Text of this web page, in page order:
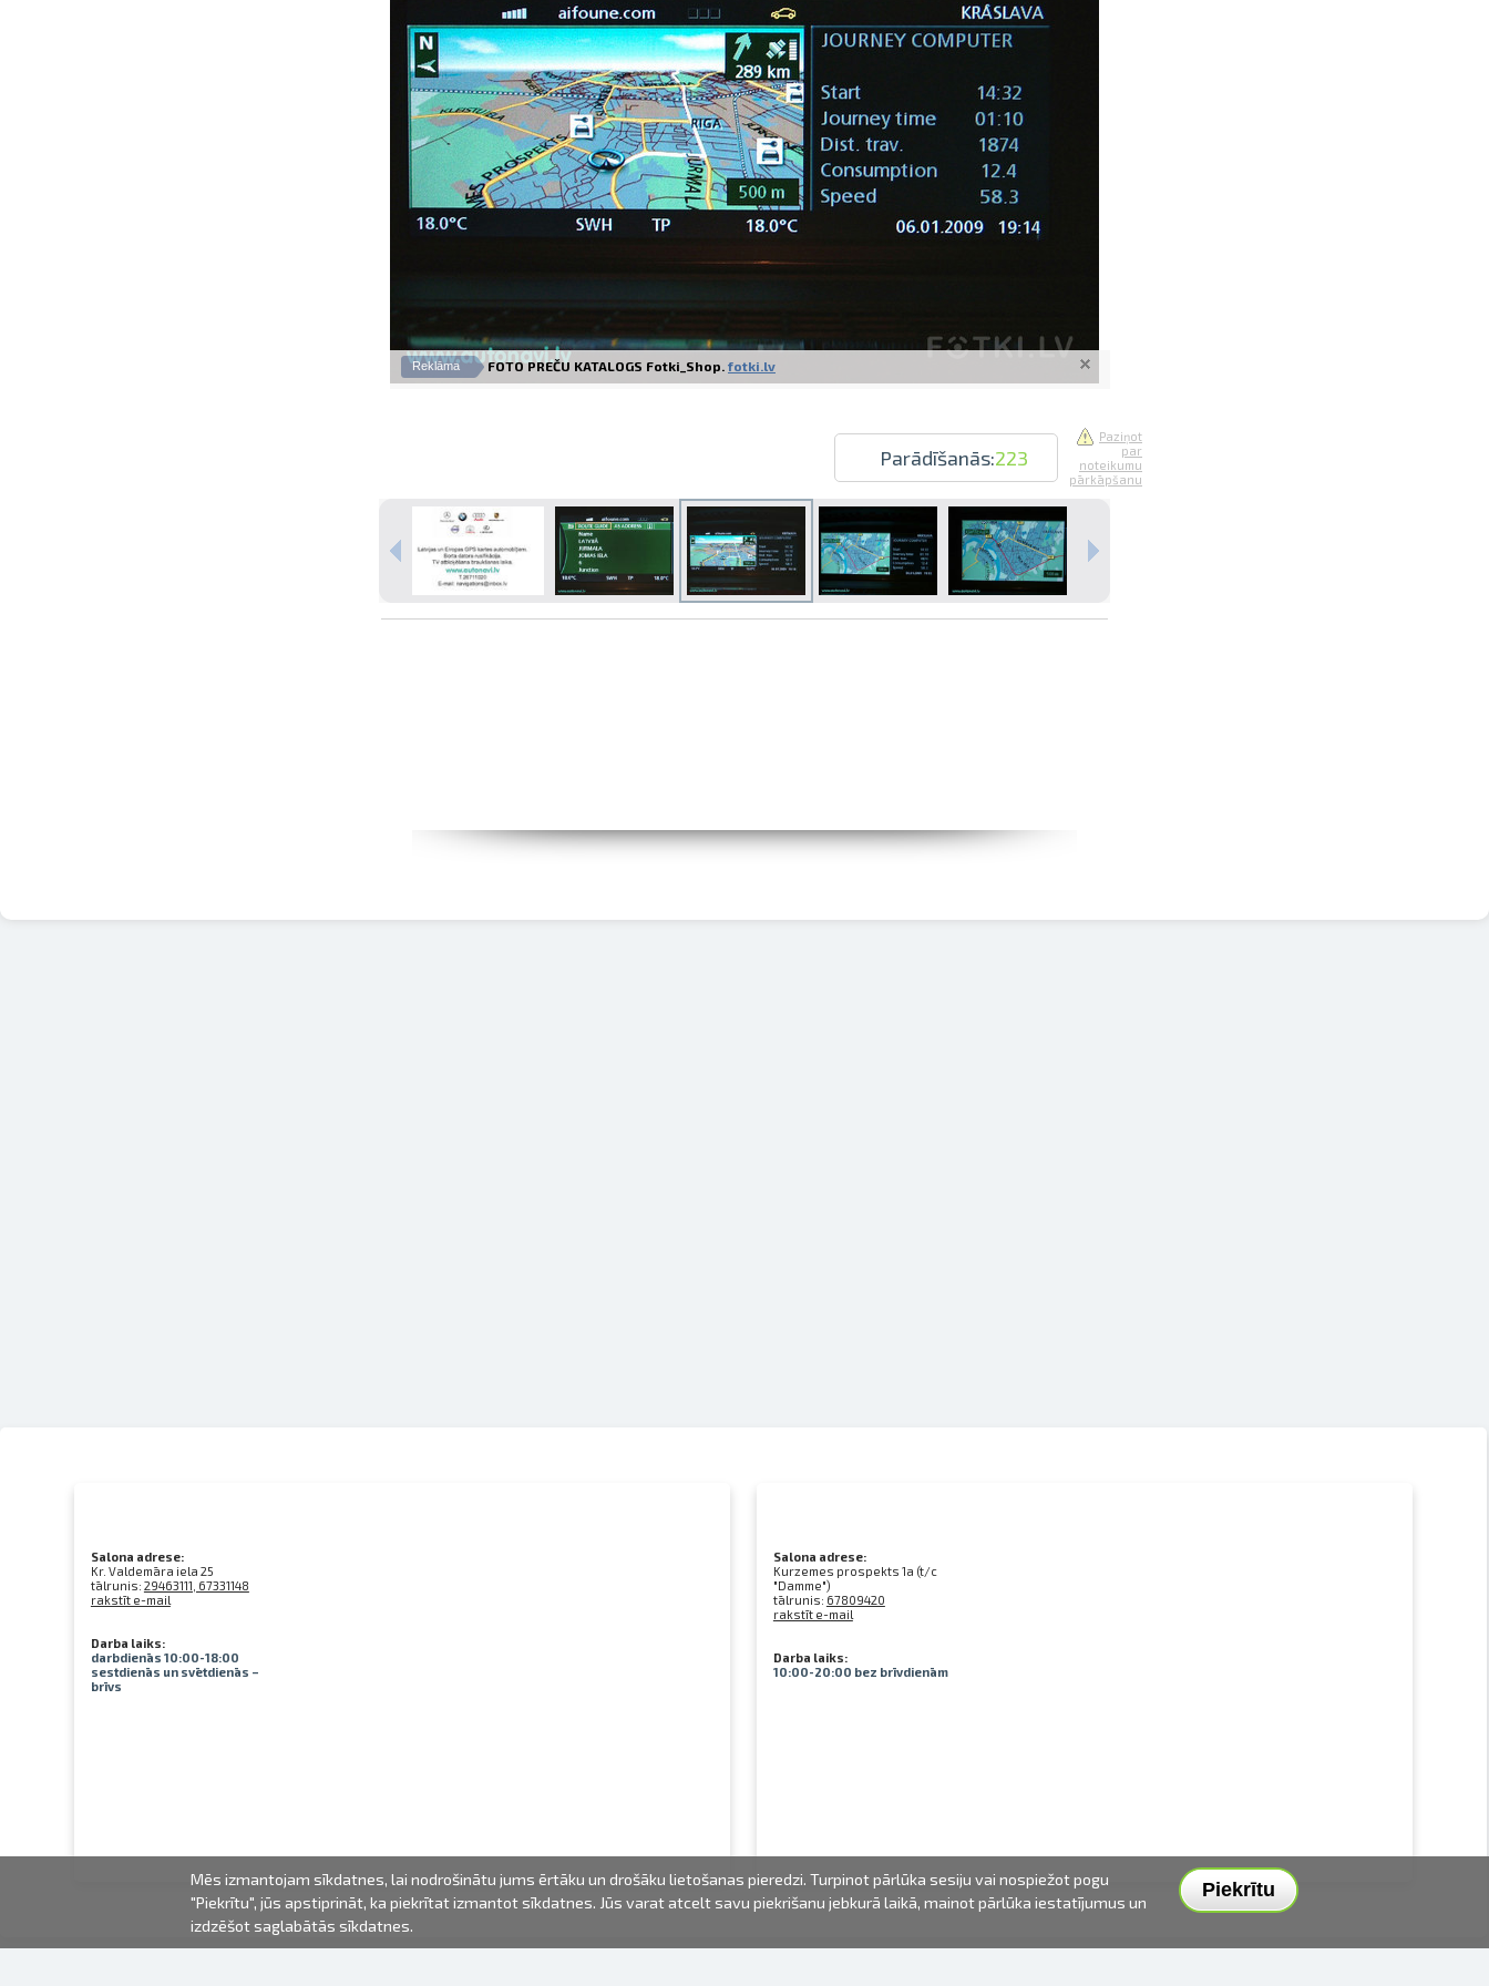
Izdrukas 1h laikā Rīgā – pasūtiet tiešsaistē
Dažādi formāti un papīra veidi jūsu foto
Reklāma FOTO PREČU KATALOGS Fotki_Shop. fotki.lv
Parādīšanās:223
Paziņot
par
noteikumu
pārkāpšanu
Salona adrese:
Kr. Valdemāra iela 25
tālrunis: 29463111, 67331148
rakstīt e-mail
Darba laiks:
darbdienās 10:00-18:00
sestdienās un svētdienās –
brīvs
Salona adrese:
Kurzemes prospekts 1a (t/c
"Damme")
tālrunis: 67809420
rakstīt e-mail
Darba laiks:
10:00-20:00 bez brīvdienām
Piekrītu
Mēs izmantojam sīkdatnes, lai nodrošinātu jums ērtāku un drošāku lietošanas pieredzi. Turpinot pārlūka sesiju vai nospiežot pogu
"Piekrītu", jūs apstiprināt, ka piekrītat izmantot sīkdatnes. Jūs varat atcelt savu piekrišanu jebkurā laikā, mainot pārlūka iestatījumus un
izdzēšot saglabātās sīkdatnes.